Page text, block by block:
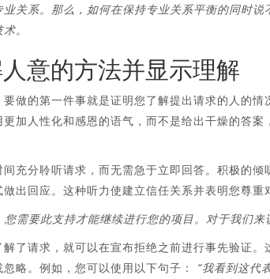
关系。那么，如何在保持专业关系平衡的同时
。
意的方法并显示理解
做的第一件事就是证明您了解提出请求的人的
加人性化和感恩的语气，而不是给出干燥的答
充分聆听请求，而无需急于立即回答。积极的
出回应。这种听力使建立信任关系并表明您尊重
您需要此支持才能继续进行您的项目。对于我们
了请求，就可以在宣布拒绝之前进行事先验证
略。例如，您可以使用以下句子： “我看到这代